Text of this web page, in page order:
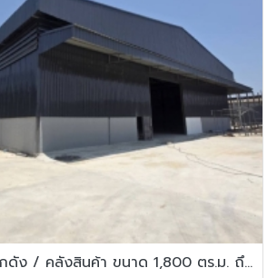
ให้เช่าโรงงาน / โกดัง / คลังสินค้า ขนาด 1,800 ตร.ม. ถึง 8,000ตร.ม